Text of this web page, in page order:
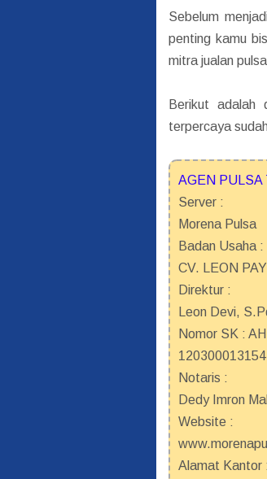
Sebelum
penting kamu
mitra jualan
Berikut adalah
terpercaya
AGEN PULSA
Server :
Morena Pulsa
Badan Usaha :
CV. LEON
Direktur :
Leon Devi,
Nomor SK :
Notaris :
Dedy Imron
Website :
Alamat Kantor